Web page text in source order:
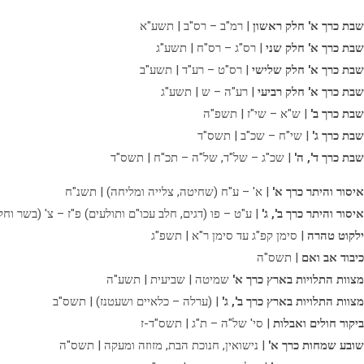
שבת כרך א' חלק ראשון | רמ"ב – רס"ב | תשע"א
שבת כרך א' חלק שני | רס"ג – רס"ח | תשע"ג
שבת כרך א' חלק שלישי | רס"ט – רע"ד | תשע"ב
שבת כרך א' חלק רביעי | רע"ה – ש | תשע"ג
שבת כרך ב' | ש"א – שי"ז | תשפ"ה
שבת כרך ג' | שי"ח – שכ"ב | תשס"ד
שבת כרך ד', ה' | שכ"ג – של"ד, של"ה – תכ"ח | תשס"ד
איסור והיתר כרך א' | א' – ע"ח (שחיטה, צלייה ומליחה) | תשנ"ח
איסור והיתר כרך ב', ג' | ע"ט – פו (דגים, חלב עכו"ם ותולעים) פ"ז – צ' (בשר
ילקוט טהרה | סימן קפ"ג עד סימן ר"א | תשפ"ג
כיבוד אב ואם | תשס"ה
מצוות התלויות בארץ כרך א' שמיטה | שביעית | תשע"ה
מצוות התלויות בארץ כרך ב', ג' | (ערלה – כלאיים ושעטנז) | תשס"ב
ביקור חולים ואבלות | סי' של"ה – ת"ג | תשס"ד-ז
שובע שמחות כרך א' | נישואין, חנוכת הבת, מזוזה ומעקה | תשס"ה